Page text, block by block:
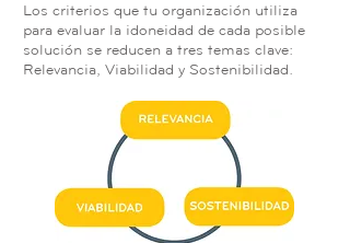
Los criterios que tu organización utiliza
para evaluar la idoneidad de cada posible
solución se reducen a tres temas clave:
Relevancia, Viabilidad y Sostenibilidad.